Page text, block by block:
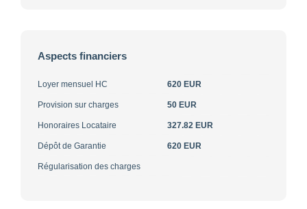
Aspects financiers
Loyer mensuel HC 620 EUR
Provision sur charges 50 EUR
Honoraires Locataire 327.82 EUR
Dépôt de Garantie 620 EUR
Régularisation des charges